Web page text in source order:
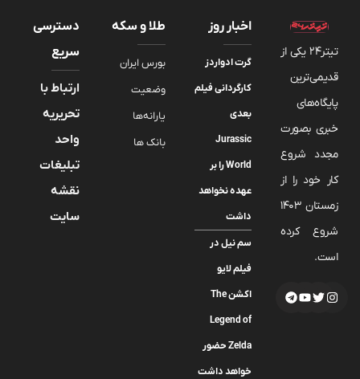
تیتر24 یکی از
قدیمی‌ترین
پایگاه‌های
خبری بصورت
مجدد شروع
کار خود را از
زمستان 1403
شروع کرده
است.
اخبار روز
گرت ادواردز
کارگردانی فیلم
بعدی
Jurassic
World را بر
عهده نخواهد
داشت
سم نیل در
فیلم لایو
اکشن The
Legend of
Zelda حضور
خواهد داشت
طلا و سکه
بورس ایران
وضعیت
یارانه‌ها
بانک ها
دسترسی
سریع
ارتباط با
تحریریه
واحد
تبلیغات
نقشه
سایت